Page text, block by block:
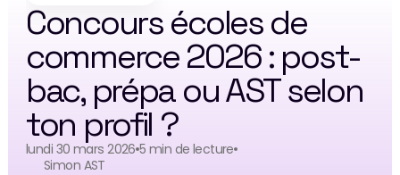
Concours écoles de
commerce 2026 : post-
bac, prépa ou AST selon
ton profil ?
lundi 30 mars 2026 5 min de lecture
Simon AST